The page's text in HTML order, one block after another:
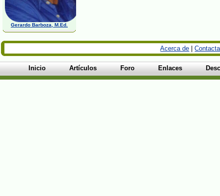
Gerardo Barboza, M.Ed.
Acerca de |
Inicio Artículos Foro Enlaces